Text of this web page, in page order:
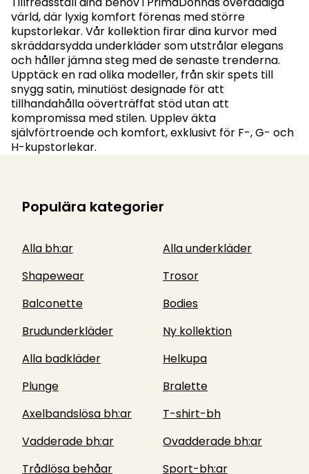
värld, där lyxig komfort förenas med större
kupstorlekar. Vår kollektion firar dina kurvor med
skräddarsydda underkläder som utstrålar elegans
och håller jämna steg med de senaste trenderna.
Upptäck en rad olika modeller, från skir spets till
snygg satin, minutiöst designade för att
tillhandahålla oöverträffat stöd utan att
kompromissa med stilen. Upplev äkta
självförtroende och komfort, exklusivt för F-, G- och
H-kupstorlekar.
Populära kategorier
Alla bh:ar
Alla underkläder
Shapewear
Trosor
Balconette
Bodies
Brudunderkläder
Ny kollektion
Alla badkläder
Helkupa
Plunge
Bralette
Axelbandslösa bh:ar
T-shirt-bh
Vadderade bh:ar
Ovadderade bh:ar
Trådlösa behåar
Sport-bh:ar